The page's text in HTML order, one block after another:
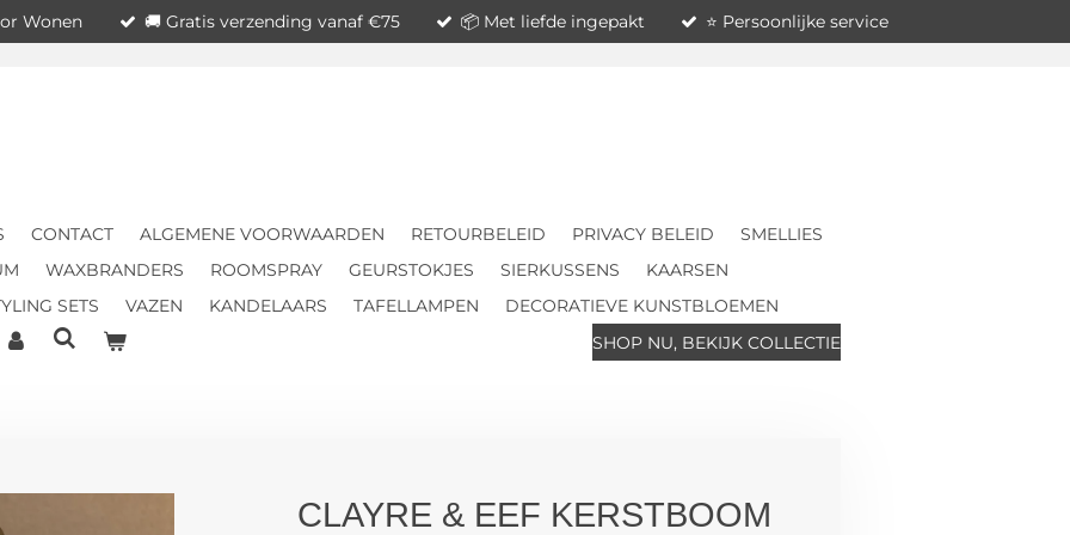
Wonen 🚚 Gratis verzending vanaf €75 📦 Met liefde ingepakt ⭐ Persoonlijke service
CONTACT ALGEMENE VOORWAARDEN RETOURBELEID PRIVACY BELEID
SMELLIES
WAXBRANDERS ROOMSPRAY GEURSTOKJES SIERKUSSENS
KAARSEN
SETS
VAZEN KANDELAARS TAFELLAMPEN
DECORATIEVE KUNSTBLOEMEN
SHOP NU, BEKIJK COLLECTIE
CLAYRE & EEF KERSTBOOM